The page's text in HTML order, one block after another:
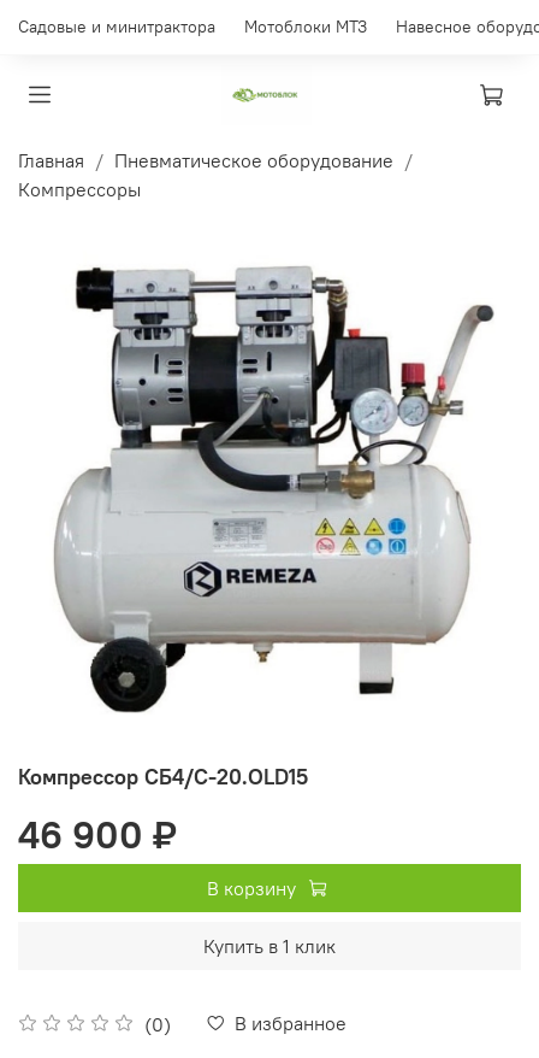
Садовые и минитрактора Мотоблоки МТЗ Навесное
Главная
Пневматическое оборудование
Компрессоры
Компрессор СБ4/C-20.OLD15
(0) В избранное
46 900 ₽
В корзину
Купить в 1 клик